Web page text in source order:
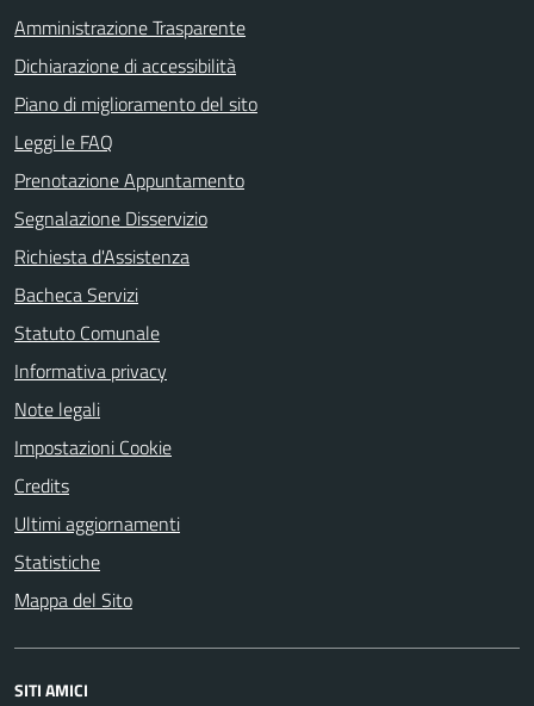
Amministrazione Trasparente
Dichiarazione di accessibilità
Piano di miglioramento del sito
Leggi le FAQ
Prenotazione Appuntamento
Segnalazione Disservizio
Richiesta d'Assistenza
Bacheca Servizi
Statuto Comunale
Informativa privacy
Note legali
Impostazioni Cookie
Credits
Ultimi aggiornamenti
Statistiche
Mappa del Sito
SITI AMICI